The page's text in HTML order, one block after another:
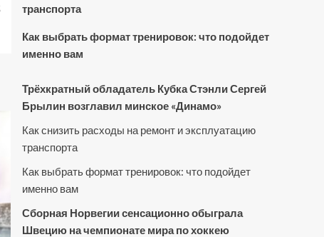
транспорта
Как выбрать формат тренировок: что подойдет
именно вам
Трёхкратный обладатель Кубка Стэнли Сергей
Брылин возглавил минское «Динамо»
Как снизить расходы на ремонт и эксплуатацию
транспорта
Как выбрать формат тренировок: что подойдет
именно вам
Сборная Норвегии сенсационно обыграла
Швецию на чемпионате мира по хоккею